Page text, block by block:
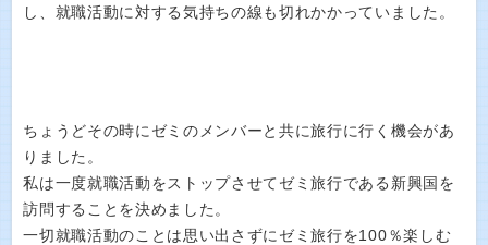
し、就職活動に対する気持ちの線も切れかかっていました。
ちょうどその時にゼミのメンバーと共に旅行に行く機会があ
りました。
私は一度就職活動をストップさせてゼミ旅行である新興国を
訪問することを決めました。
一切就職活動のことは思い出さずにゼミ旅行を100％楽しむ